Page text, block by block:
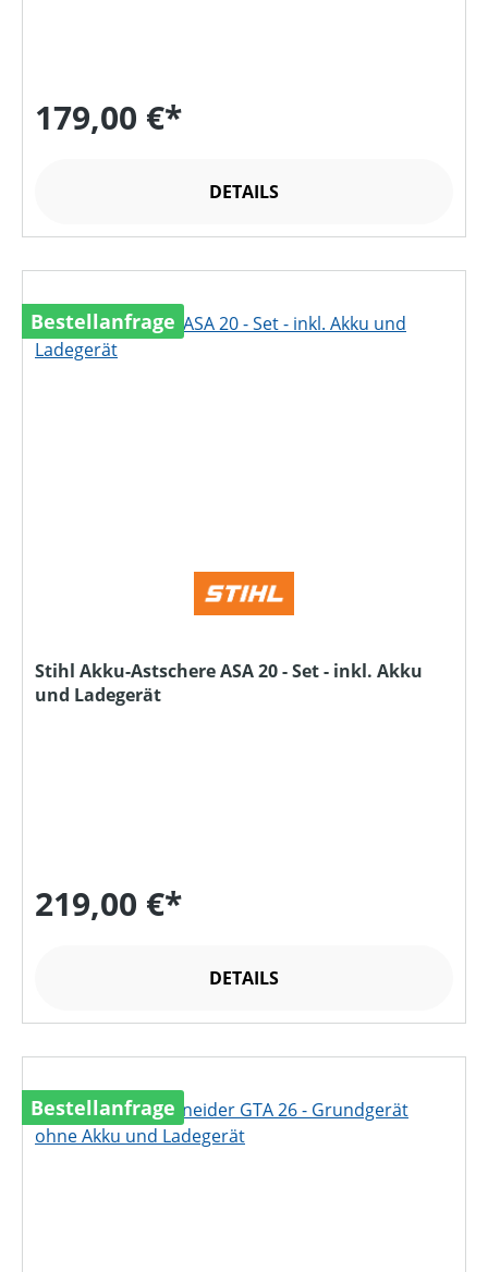
179,00 €*
DETAILS
Bestellanfrage
Stihl Akku-Astschere ASA 20 - Set - inkl. Akku
und Ladegerät
219,00 €*
DETAILS
Bestellanfrage